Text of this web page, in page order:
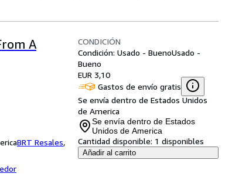
A
BRT Resales,
CONDICIÓN
Condición: Usado - BuenoUsado -
Bueno
EUR 3,10
Gastos de envío gratis
Se envía dentro de Estados Unidos
de America
Se envía dentro de Estados
Unidos de America
Cantidad disponible: 1 disponibles
Añadir al carrito